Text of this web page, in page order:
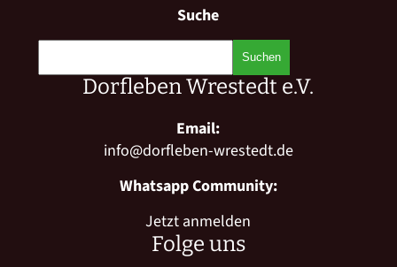
Suche
Dorfleben Wrestedt e.V.
Email:
info@dorfleben-wrestedt.de
Whatsapp Community:
Jetzt anmelden
Folge uns